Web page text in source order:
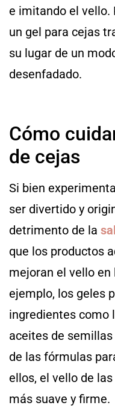
e imitando el vello.
un gel para cejas
su lugar de un
desenfadado.
Cómo
de cejas
Si bien
ser divertido y
detrimento de la
que los productos
mejoran el vello en
ejemplo, los geles
ingredientes como
aceites de
de las fórmulas
ellos, el vello de
más suave y firme.